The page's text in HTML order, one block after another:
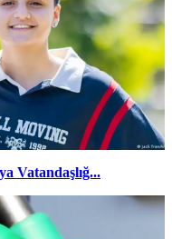
Vatandaşlığ...